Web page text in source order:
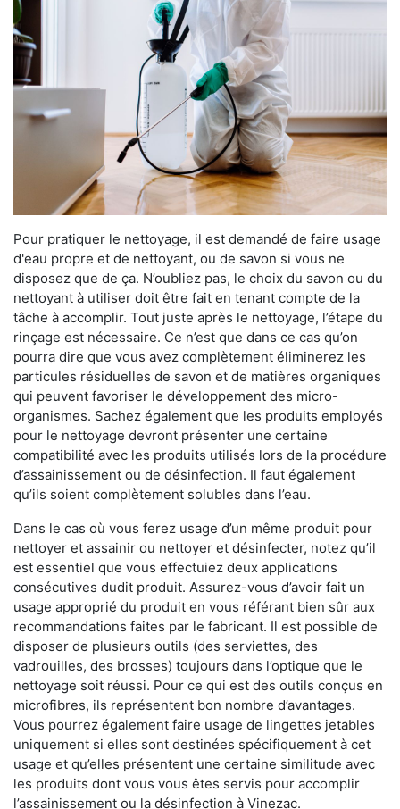
Pour pratiquer le nettoyage, il est demandé de faire usage
d'eau propre et de nettoyant, ou de savon si vous ne
disposez que de ça. N’oubliez pas, le choix du savon ou du
nettoyant à utiliser doit être fait en tenant compte de la
tâche à accomplir. Tout juste après le nettoyage, l’étape du
rinçage est nécessaire. Ce n’est que dans ce cas qu’on
pourra dire que vous avez complètement éliminerez les
particules résiduelles de savon et de matières organiques
qui peuvent favoriser le développement des micro-
organismes. Sachez également que les produits employés
pour le nettoyage devront présenter une certaine
compatibilité avec les produits utilisés lors de la procédure
d’assainissement ou de désinfection. Il faut également
qu’ils soient complètement solubles dans l’eau.
Dans le cas où vous ferez usage d’un même produit pour
nettoyer et assainir ou nettoyer et désinfecter, notez qu’il
est essentiel que vous effectuiez deux applications
consécutives dudit produit. Assurez-vous d’avoir fait un
usage approprié du produit en vous référant bien sûr aux
recommandations faites par le fabricant. Il est possible de
disposer de plusieurs outils (des serviettes, des
vadrouilles, des brosses) toujours dans l’optique que le
nettoyage soit réussi. Pour ce qui est des outils conçus en
microfibres, ils représentent bon nombre d’avantages.
Vous pourrez également faire usage de lingettes jetables
uniquement si elles sont destinées spécifiquement à cet
usage et qu’elles présentent une certaine similitude avec
les produits dont vous vous êtes servis pour accomplir
l’assainissement ou la désinfection à Vinezac.